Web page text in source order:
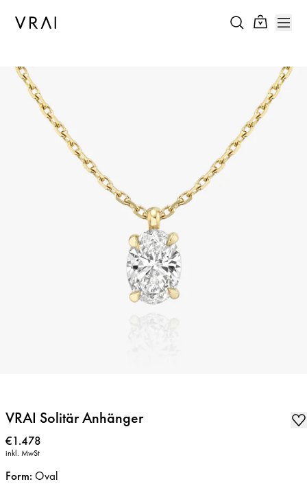
VRAI Solitär Anhänger
Preis:
€1.478
inkl. MwSt
Form: Oval